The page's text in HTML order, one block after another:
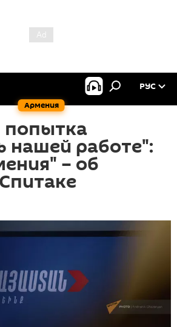
Армения
РУС
нашей работе":
– об